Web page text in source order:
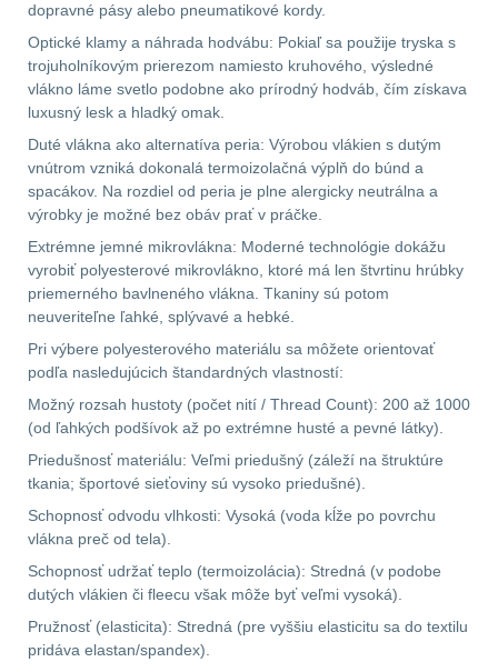
LIKVIDÁCIA SKLADU
(78)
Horolezectvo6
Karabíny1
Laná2
Magnézium3
Outdoorová obuv1
Príslušenstvo1
Oblečenie na turistiku67
Pánske oblečenie na
turistiku34
Dámske oblečenie na
turistiku50
Termoprádlo16
dopravné pásy alebo pneumatikové kordy.
Optické klamy a náhrada hodvábu: Pokiaľ sa použije tryska s
trojuholníkovým prierezom namiesto kruhového, výsledné
vlákno láme svetlo podobne ako prírodný hodváb, čím získava
luxusný lesk a hladký omak.
Duté vlákna ako alternatíva peria: Výrobou vlákien s dutým
vnútrom vzniká dokonalá termoizolačná výplň do búnd a
spacákov. Na rozdiel od peria je plne alergicky neutrálna a
výrobky je možné bez obáv prať v práčke.
Extrémne jemné mikrovlákna: Moderné technológie dokážu
vyrobiť polyesterové mikrovlákno, ktoré má len štvrtinu hrúbky
priemerného bavlneného vlákna. Tkaniny sú potom
neuveriteľne ľahké, splývavé a hebké.
Pri výbere polyesterového materiálu sa môžete orientovať
podľa nasledujúcich štandardných vlastností:
Možný rozsah hustoty (počet nití / Thread Count): 200 až 1000
(od ľahkých podšívok až po extrémne husté a pevné látky).
Priedušnosť materiálu: Veľmi priedušný (záleží na štruktúre
tkania; športové sieťoviny sú vysoko priedušné).
Schopnosť odvodu vlhkosti: Vysoká (voda kĺže po povrchu
vlákna preč od tela).
Schopnosť udržať teplo (termoizolácia): Stredná (v podobe
dutých vlákien či fleecu však môže byť veľmi vysoká).
Pružnosť (elasticita): Stredná (pre vyššiu elasticitu sa do textilu
pridáva elastan/spandex).